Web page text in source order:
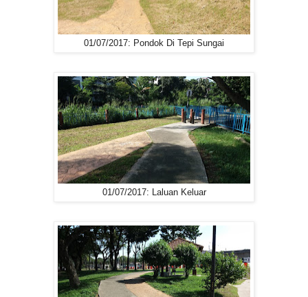
01/07/2017: Pondok Di Tepi Sungai
01/07/2017: Laluan Keluar